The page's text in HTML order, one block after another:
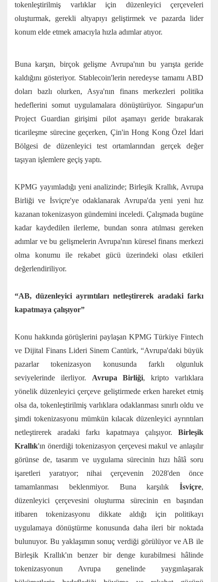
tokenleştirilmiş varlıklar için düzenleyici çerçeveleri
oluşturmak, gerekli altyapıyı geliştirmek ve pazarda lider
konum elde etmek amacıyla hızla adımlar atıyor.
Buna karşın, birçok gelişme Avrupa'nın bu yarışta geride
kaldığını gösteriyor. Stablecoin'lerin neredeyse tamamı ABD
doları bazlı olurken, Asya'nın finans merkezleri politika
hedeflerini somut uygulamalara dönüştürüyor. Singapur'un
Project Guardian girişimi pilot aşamayı geride bırakarak
ticarileşme sürecine geçerken, Çin'in Hong Kong Özel İdari
Bölgesi de düzenleyici test ortamlarından gerçek değer
taşıyan işlemlere geçiş yaptı.
KPMG yayımladığı yeni analizinde; Birleşik Krallık, Avrupa
Birliği ve İsviçre'ye odaklanarak Avrupa'da yeni yeni hız
kazanan tokenizasyon gündemini inceledi. Çalışmada bugüne
kadar kaydedilen ilerleme, bundan sonra atılması gereken
adımlar ve bu gelişmelerin Avrupa'nın küresel finans merkezi
olma konumu ile rekabet gücü üzerindeki olası etkileri
değerlendiriliyor.
“AB, düzenleyici ayrıntıları netleştirerek aradaki farkı
kapatmaya çalışıyor”
Konu hakkında görüşlerini paylaşan KPMG Türkiye Fintech
ve Dijital Finans Lideri Sinem Cantürk, “Avrupa'daki büyük
pazarlar tokenizasyon konusunda farklı olgunluk
seviyelerinde ilerliyor. Avrupa Birliği, kripto varlıklara
yönelik düzenleyici çerçeve geliştirmede erken hareket etmiş
olsa da, tokenleştirilmiş varlıklara odaklanması sınırlı oldu ve
şimdi tokenizasyonu mümkün kılacak düzenleyici ayrıntıları
netleştirerek aradaki farkı kapatmaya çalışıyor. Birleşik
Krallık'ın önerdiği tokenizasyon çerçevesi makul ve anlaşılır
görünse de, tasarım ve uygulama sürecinin hızı hâlâ soru
işaretleri yaratıyor; nihai çerçevenin 2028'den önce
tamamlanması beklenmiyor. Buna karşılık İsviçre,
düzenleyici çerçevesini oluşturma sürecinin en başından
itibaren tokenizasyonu dikkate aldığı için politikayı
uygulamaya dönüştürme konusunda daha ileri bir noktada
bulunuyor. Bu yaklaşımın sonuç verdiği görülüyor ve AB ile
Birleşik Krallık'ın benzer bir denge kurabilmesi hâlinde
tokenizasyonun Avrupa genelinde yaygınlaşarak